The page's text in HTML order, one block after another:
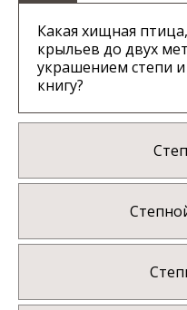
Какая хищная
крыльев до двух
украшением степи
книгу?